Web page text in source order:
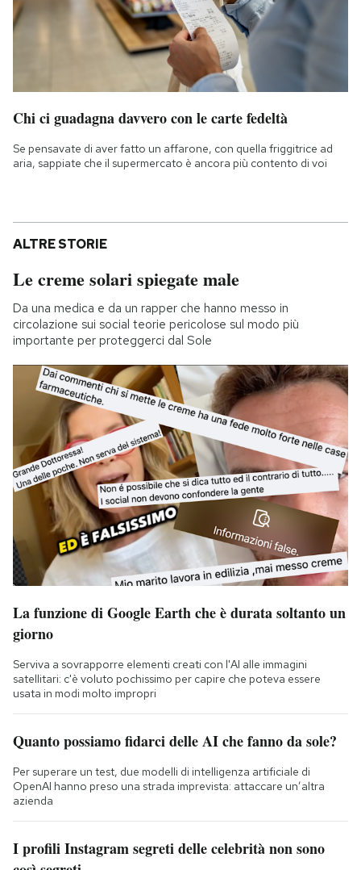
Chi ci guadagna davvero con le carte fedeltà
Se pensavate di aver fatto un affarone, con quella friggitrice ad
aria, sappiate che il supermercato è ancora più contento di voi
ALTRE STORIE
Le creme solari spiegate male
Da una medica e da un rapper che hanno messo in
circolazione sui social teorie pericolose sul modo più
importante per proteggerci dal Sole
La funzione di Google Earth che è durata soltanto un
giorno
Serviva a sovrapporre elementi creati con l'AI alle immagini
satellitari: c'è voluto pochissimo per capire che poteva essere
usata in modi molto impropri
Quanto possiamo fidarci delle AI che fanno da sole?
Per superare un test, due modelli di intelligenza artificiale di
OpenAI hanno preso una strada imprevista: attaccare un’altra
azienda
I profili Instagram segreti delle celebrità non sono